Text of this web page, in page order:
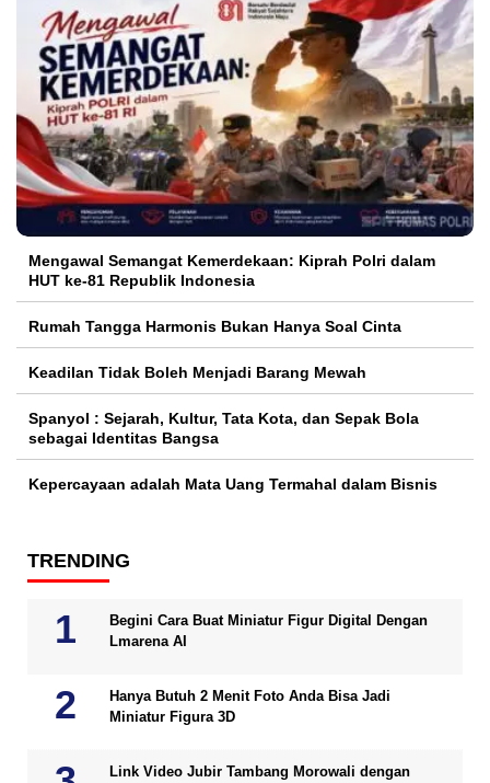
Mengawal Semangat Kemerdekaan: Kiprah Polri dalam
HUT ke-81 Republik Indonesia
Rumah Tangga Harmonis Bukan Hanya Soal Cinta
Keadilan Tidak Boleh Menjadi Barang Mewah
Spanyol : Sejarah, Kultur, Tata Kota, dan Sepak Bola
sebagai Identitas Bangsa
Kepercayaan adalah Mata Uang Termahal dalam Bisnis
TRENDING
Begini Cara Buat Miniatur Figur Digital Dengan
Lmarena AI
Hanya Butuh 2 Menit Foto Anda Bisa Jadi
Miniatur Figura 3D
Link Video Jubir Tambang Morowali dengan